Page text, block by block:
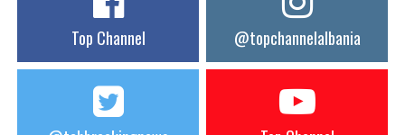
Top Channel @topchannelalbania